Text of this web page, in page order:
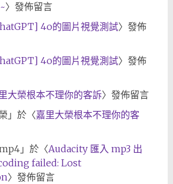
〉發佈留言
4o的圖片視覺測試〉發佈
4o的圖片視覺測試〉發佈
大榮根本不理你的客訴〉發佈留言
」於〈嘉里大榮根本不理你的客
」於〈Audacity 匯入 mp3 出
failed: Lost
〉發佈留言